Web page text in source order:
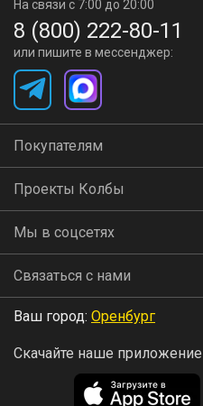
На связи с 7:00 до 20:00
8 (800) 222-80-11
или пишите в мессенджер:
Покупателям
Проекты Колбы
Мы в соцсетях
Связаться с нами
Ваш город: Оренбург
Скачайте наше приложение